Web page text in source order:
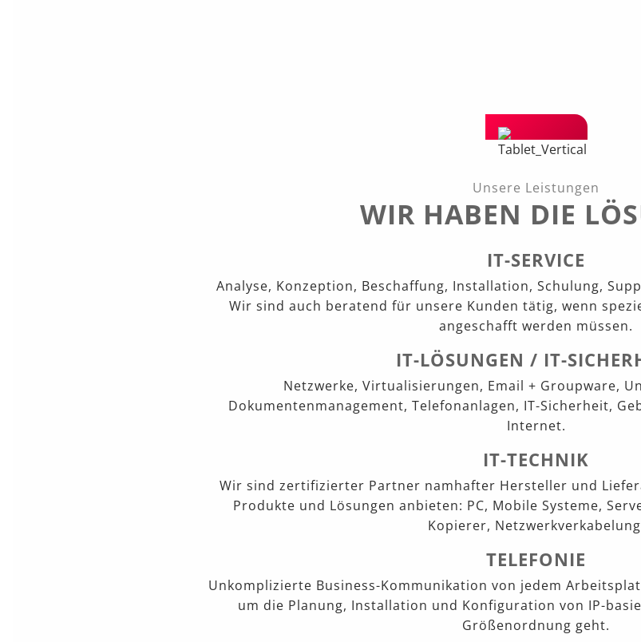
WIR HABEN DIE
Unsere Leistungen
IT-SERVICE
Analyse, Konzeption, Beschaffung, Installation, Schulung,
Wir sind auch beratend für unsere Kunden tätig, wenn
angeschafft werden müssen.
IT-LÖSUNGEN / IT-
Netzwerke, Virtualisierungen, Email + Groupware,
Dokumentenmanagement, Telefonanlagen, IT-Sicherheit,
Internet.
IT-TECHNIK
Wir sind zertifizierter Partner namhafter Hersteller und
Produkte und Lösungen anbieten: PC, Mobile Systeme,
Kopierer,
TELEFONIE
Unkomplizierte Business-Kommunikation von jedem
um die Planung, Installation und Konfiguration von IP-
Größenordnung geht.